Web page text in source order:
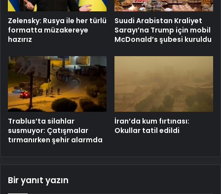
Zelensky: Rusya ile her türlü
formatta müzakereye
hazırız
Suudi Arabistan Kraliyet
Sarayı’na Trump için mobil
McDonald’s şubesi kuruldu
Trablus’ta silahlar
susmuyor: Çatışmalar
tırmanırken şehir alarmda
İran’da kum fırtınası:
Okullar tatil edildi
Bir yanıt yazın